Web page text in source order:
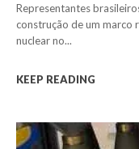
Representantes
construção de um marco
nuclear no...
KEEP READING